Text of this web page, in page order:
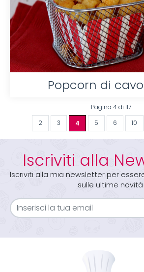
Popcorn di
Pagina 4 di 117
2 3 4 5 6 10
Iscriviti alla
Iscriviti alla mia newsletter per
sulle ultime novità